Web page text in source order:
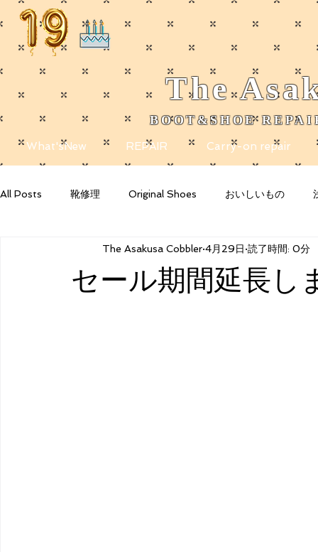
The
​BOOT&SHOE
What'sNew REPAIR Carry-on repair
All Posts 靴修理 Original Shoes おいしいもの
Your Community Blogging Tips
セール期間延長し
The Asakusa Cobbler 4月29日 読了時間: 0分